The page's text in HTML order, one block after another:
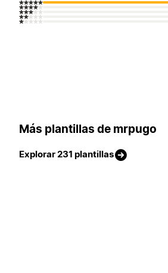
Más plantillas de mrpugo
Explorar 231 plantillas